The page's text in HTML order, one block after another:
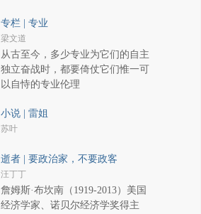
专栏 | 专业
梁文道
从古至今，多少专业为它们的自主
独立奋战时，都要倚仗它们惟一可
以自恃的专业伦理
小说 | 雷姐
苏叶
逝者 | 要政治家，不要政客
汪丁丁
詹姆斯·布坎南（1919-2013）美国
经济学家、诺贝尔经济学奖得主